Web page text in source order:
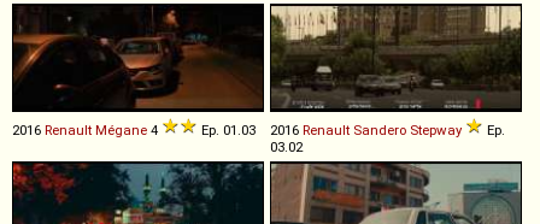
2016 Renault Mégane 4 Ep. 01.03 2016 Renault Sandero Stepway
Ep.
03.02